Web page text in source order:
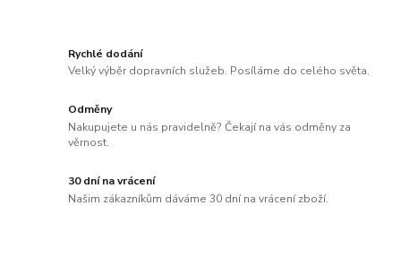
Rychlé dodání
Velký výběr dopravních služeb. Posíláme do celého světa.
Odměny
Nakupujete u nás pravidelně? Čekají na vás odměny za
věrnost.
30 dní na vrácení
Našim zákazníkům dáváme 30 dní na vrácení zboží.